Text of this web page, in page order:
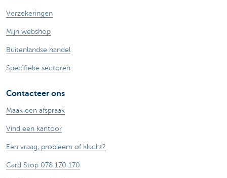
Verzekeringen
Mijn webshop
Buitenlandse handel
Specifieke sectoren
Contacteer ons
Maak een afspraak
Vind een kantoor
Een vraag, probleem of klacht?
Card Stop 078 170 170